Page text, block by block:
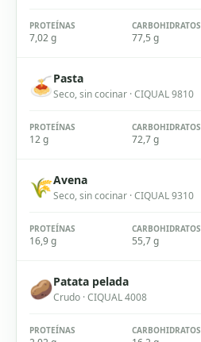
PROTEÍNAS
7,02 g
CARBOHIDRATOS
77,5 g
🍝Pasta
Seco, sin cocinar · CIQUAL9810
PROTEÍNAS
12 g
CARBOHIDRATOS
72,7 g
🌾Avena
Seco, sin cocinar · CIQUAL9310
PROTEÍNAS
16,9 g
CARBOHIDRATOS
55,7 g
🥔Patata pelada
Crudo · CIQUAL4008
PROTEÍNAS CARBOHIDRATOS